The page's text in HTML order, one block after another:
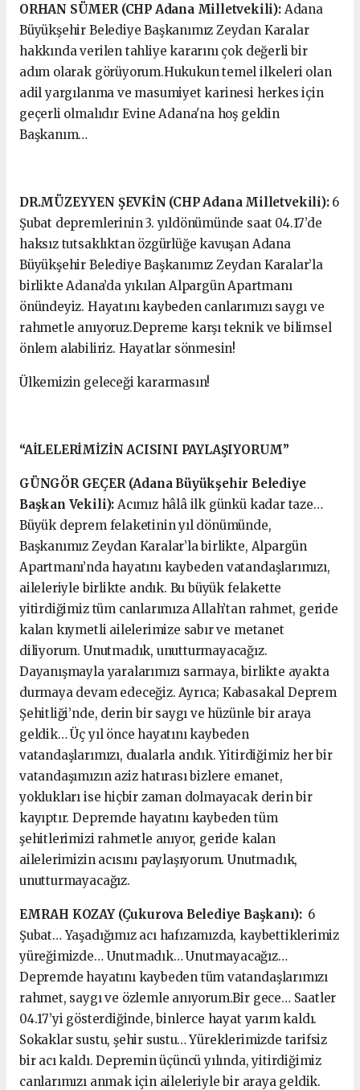
ORHAN SÜMER (CHP Adana Milletvekili):Adana
Büyükşehir Belediye Başkanımız Zeydan Karalar
hakkında verilen tahliye kararını çok değerli bir
adım olarak görüyorum.Hukukun temel ilkeleri olan
adil yargılanma ve masumiyet karinesi herkes için
geçerli olmalıdır Evine Adana'na hoş geldin
Başkanım…
DR.MÜZEYYEN ŞEVKİN (CHP Adana Milletvekili):6
Şubat depremlerinin 3. yıldönümünde saat 04.17’de
haksız tutsaklıktan özgürlüğe kavuşan Adana
Büyükşehir Belediye Başkanımız Zeydan Karalar’la
birlikte Adana’da yıkılan Alpargün Apartmanı
önündeyiz. Hayatını kaybeden canlarımızı saygı ve
rahmetle anıyoruz.Depreme karşı teknik ve bilimsel
önlem alabiliriz. Hayatlar sönmesin!
Ülkemizin geleceği kararmasın!
“AİLELERİMİZİN ACISINI PAYLAŞIYORUM”
GÜNGÖR GEÇER (Adana Büyükşehir Belediye
Başkan Vekili): Acımız hâlâ ilk günkü kadar taze…
Büyük deprem felaketinin yıl dönümünde,
Başkanımız Zeydan Karalar’la birlikte, Alpargün
Apartmanı’nda hayatını kaybeden vatandaşlarımızı,
aileleriyle birlikte andık. Bu büyük felakette
yitirdiğimiz tüm canlarımıza Allah’tan rahmet, geride
kalan kıymetli ailelerimize sabır ve metanet
diliyorum. Unutmadık, unutturmayacağız.
Dayanışmayla yaralarımızı sarmaya, birlikte ayakta
durmaya devam edeceğiz. Ayrıca; Kabasakal Deprem
Şehitliği’nde, derin bir saygı ve hüzünle bir araya
geldik… Üç yıl önce hayatını kaybeden
vatandaşlarımızı, dualarla andık. Yitirdiğimiz her bir
vatandaşımızın aziz hatırası bizlere emanet,
yoklukları ise hiçbir zaman dolmayacak derin bir
kayıptır. Depremde hayatını kaybeden tüm
şehitlerimizi rahmetle anıyor, geride kalan
ailelerimizin acısını paylaşıyorum. Unutmadık,
unutturmayacağız.
EMRAH KOZAY (Çukurova Belediye Başkanı):6
Şubat… Yaşadığımız acı hafızamızda, kaybettiklerimiz
yüreğimizde… Unutmadık… Unutmayacağız…
Depremde hayatını kaybeden tüm vatandaşlarımızı
rahmet, saygı ve özlemle anıyorum.Bir gece… Saatler
04.17’yi gösterdiğinde, binlerce hayat yarım kaldı.
Sokaklar sustu, şehir sustu… Yüreklerimizde tarifsiz
bir acı kaldı. Depremin üçüncü yılında, yitirdiğimiz
canlarımızı anmak için aileleriyle bir araya geldik.